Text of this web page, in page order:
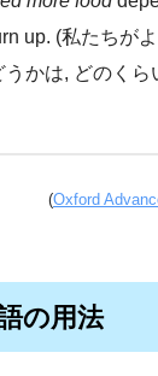
up. (私たちが
かは, どのくら
(Oxford
の用法